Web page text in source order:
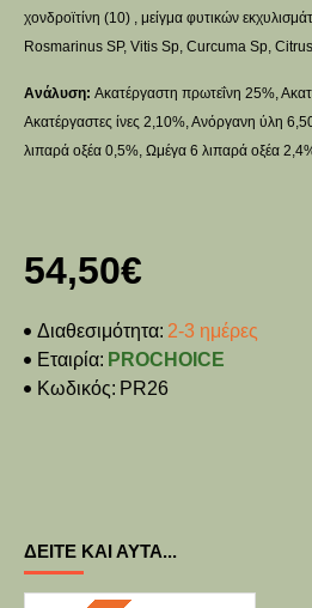
χονδροϊτίνη (10) , μείγμα φυτικών
Rosmarinus SP, Vitis Sp, Curcuma Sp,
Ανάλυση: Ακατέργαστη πρωτεΐνη 25%,
Ακατέργαστες ίνες 2,10%, Ανόργανη ύλη
λιπαρά οξέα 0,5%, Ωμέγα 6 λιπαρά οξέα
Διαθεσιμότητα: 2-3 ημέρες
Εταιρία: PROCHOICE
Κωδικός: PR26
54,50€
ΔΕΊΤΕ ΚΑΙ ΑΥΤΆ...